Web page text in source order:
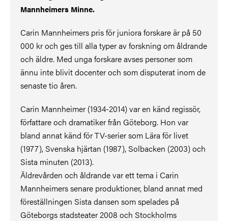
Mannheimers Minne.
Carin Mannheimers pris för juniora forskare är på 50
000 kr och ges till alla typer av forskning om åldrande
och äldre. Med unga forskare avses personer som
ännu inte blivit docenter och som disputerat inom de
senaste tio åren.
Carin Mannheimer (1934-2014) var en känd regissör,
författare och dramatiker från Göteborg. Hon var
bland annat känd för TV-serier som Lära för livet
(1977), Svenska hjärtan (1987), Solbacken (2003) och
Sista minuten (2013).
Äldrevården och åldrande var ett tema i Carin
Mannheimers senare produktioner, bland annat med
föreställningen Sista dansen som spelades på
Göteborgs stadsteater 2008 och Stockholms